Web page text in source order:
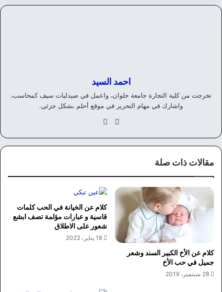
احمد السيد
تخرجت من كلية التجارة جامعة حلوان، واعمل في صيدليات سيف كمحاسب،
واشارك في مهام التحرير في موقع أحلم بشكل جزئي.
موق
الويوك
مقالات ذات صلة
كلام عن الأخ الكبير السند وشعر
جميل في حب الأخ
28 سبتمبر، 2019
كلام عن الخيانة في الحب كلمات
قاسية و عبارات مؤلمة تصف ابشع
شعور على الاطلاق
18 يناير، 2022